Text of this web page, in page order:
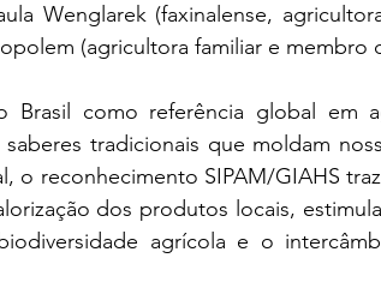
Wenglarek (faxinalense,
(agricultora familiar e membro
como referência global em
tradicionais que moldam
o reconhecimento SIPAM/GIAHS
dos produtos locais,
agrícola e o